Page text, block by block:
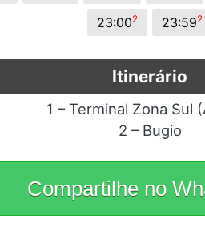
23:002 23:592
Itinerário
1 – Terminal Zona Sul
2 – Bugio
Compartilhe no